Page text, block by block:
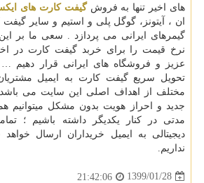
های اخیر تنها به فروشگیفت کارت های
ان ، آیتونز، گوگل پلی و استیم و سایر
گیمرهای ایرانی می پردازد . سعی ما بر
نرخ قیمت را برای خربد گیفت کارت در
عزیز و فروشگاه های ایرانی قرار دهیم …
تحویل سریع گیفت کارت به ایمیل
مختلف از اهداف اصلی این سایت می باشد.
جدید و احراز هویت بدون مشکل میتوانیم
مدتی در کنار یکدیگر داشته باشیم ؛
دیجیتالی به ایمیل خریداران ارسال
نداریم.
1399/01/28
21:42:06